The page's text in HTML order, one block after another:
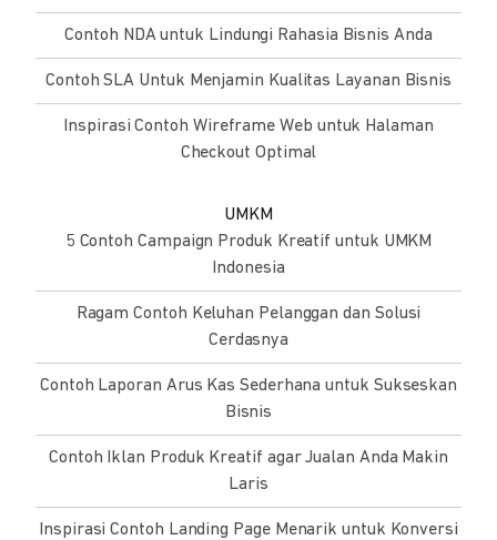
Contoh NDA untuk Lindungi Rahasia Bisnis Anda
Contoh SLA Untuk Menjamin Kualitas Layanan Bisnis
Inspirasi Contoh Wireframe Web untuk Halaman
Checkout Optimal
UMKM
5 Contoh Campaign Produk Kreatif untuk UMKM
Indonesia
Ragam Contoh Keluhan Pelanggan dan Solusi
Cerdasnya
Contoh Laporan Arus Kas Sederhana untuk Sukseskan
Bisnis
Contoh Iklan Produk Kreatif agar Jualan Anda Makin
Laris
Inspirasi Contoh Landing Page Menarik untuk Konversi